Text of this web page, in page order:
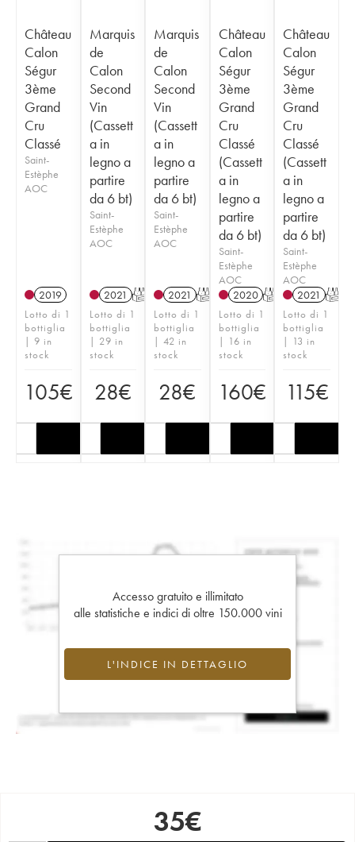
Château
Calon
Ségur
3ème
Grand
Cru
Classé
Saint-
Estèphe
AOC
2019
Lotto di 1
bottiglia
| 9 in
stock
105€
Marquis
de
Calon
Second
Vin
(Cassett
a in
legno a
partire
da 6 bt)
Saint-
Estèphe
AOC
2021 T
Lotto di 1
bottiglia
| 29 in
stock
28€
Marquis
de
Calon
Second
Vin
(Cassett
a in
legno a
partire
da 6 bt)
Saint-
Estèphe
AOC
2021 T
Lotto di 1
bottiglia
| 42 in
stock
28€
Château
Calon
Ségur
3ème
Grand
Cru
Classé
(Cassett
a in
legno a
partire
da 6 bt)
Saint-
Estèphe
AOC
2020 T
Lotto di 1
bottiglia
| 16 in
stock
160€
Château
Calon
Ségur
3ème
Grand
Cru
Classé
(Cassett
a in
legno a
partire
da 6 bt)
Saint-
Estèphe
AOC
2021 T
Lotto di 1
bottiglia
| 13 in
stock
115€
Accesso gratuito e illimitato
alle statistiche e indici di oltre 150.000 vini
L'INDICE IN DETTAGLIO
35€